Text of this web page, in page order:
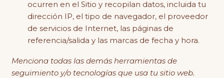
ocurren en el Sitio y recopilan datos, incluida tu
dirección IP, el tipo de navegador, el proveedor
de servicios de Internet, las páginas de
referencia/salida y las marcas de fecha y hora.
Menciona todas las demás herramientas de
seguimiento y/o tecnologías que usa tu sitio web.